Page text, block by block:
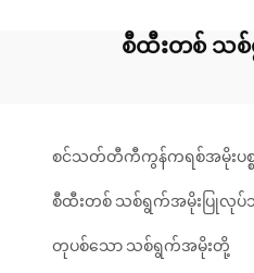
စီထီးတစ် သစ်ရွ
စင်သတ်တီကီကွန်ကရစ်အမိုးပစ္
စီထီးတစ် သစ်ရွက်အမိုးပြုလုပ်
တုပစ်သော သစ်ရွက်အမိုးတို့